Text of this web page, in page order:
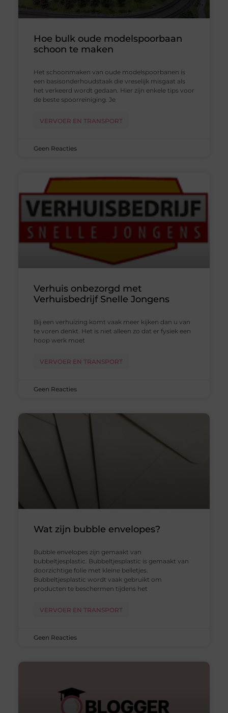
Hoe bulk oude modelspoorbaan
schoon te maken
Het schoonmaken van oude modelspoorbanen is
een basisonderhoudstaak die vreselijk misgaat als
het verkeerd wordt gedaan. Hier zijn enkele tips voor
de beste spoorreiniging. Je
VERVOER EN TRANSPORT
Geen Reacties
Verhuis onbezorgd met
Verhuisbedrijf Snelle Jongens
Bij een verhuizing komt vaak meer kijken dan u van
te voren denkt. Het is niet alleen zo dat er fysiek een
hoop werk moet
VERVOER EN TRANSPORT
Geen Reacties
Wat zijn bubble envelopes?
Bubble envelopes zijn gemaakt van
bubbeltjesplastic. Bubbeltjesplastic is gemaakt van
doorzichtige folie met kleine belletjes.
Bubbeltjesplastic wordt vaak gebruikt om
producten te beschermen tijdens het
VERVOER EN TRANSPORT
Geen Reacties